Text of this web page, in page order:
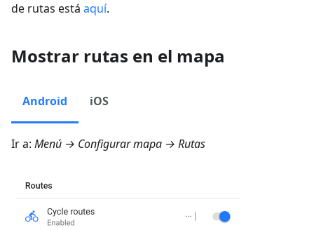
de rutas está aquí.
Mostrar rutas en el mapa
Android iOS
Ir a: Menú → Configurar mapa → Rutas